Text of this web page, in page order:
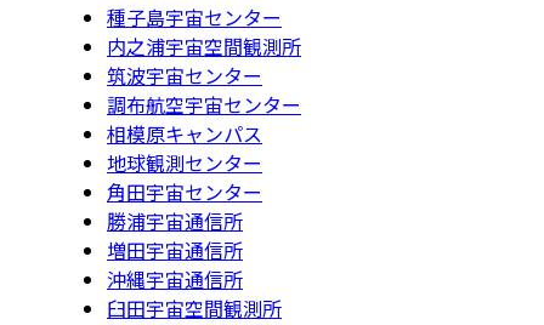
種子島宇宙センター
内之浦宇宙空間観測所
筑波宇宙センター
調布航空宇宙センター
相模原キャンパス
地球観測センター
角田宇宙センター
勝浦宇宙通信所
増田宇宙通信所
沖縄宇宙通信所
臼田宇宙空間観測所